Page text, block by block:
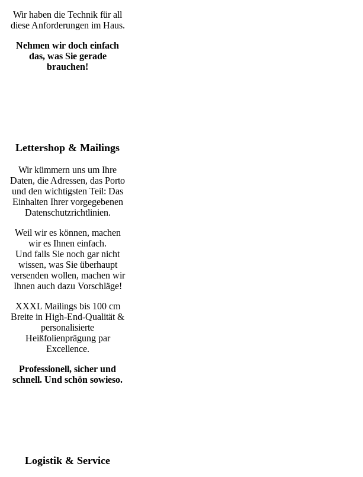
Wir haben die Technik für all
diese Anforderungen im Haus.
Nehmen wir doch einfach
das, was Sie gerade
brauchen!
Lettershop & Mailings
Wir kümmern uns um Ihre
Daten, die Adressen, das Porto
und den wichtigsten Teil: Das
Einhalten Ihrer vorgegebenen
Datenschutzrichtlinien.
Weil wir es können, machen
wir es Ihnen einfach.
Und falls Sie noch gar nicht
wissen, was Sie überhaupt
versenden wollen, machen wir
Ihnen auch dazu Vorschläge!
XXXL Mailings bis 100 cm
Breite in High-End-Qualität &
personalisierte
Heißfolienprägung par
Excellence.
Professionell, sicher und
schnell. Und schön sowieso.
Logistik & Service